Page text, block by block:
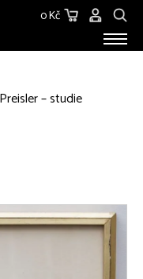
0 Kč
– studie